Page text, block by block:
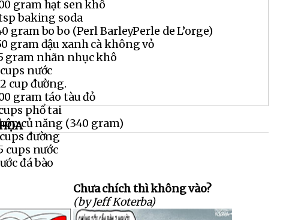
gram hạt sen khô
baking soda
gram bo bo (Perl BarleyPerle de L’orge)
gram đậu xanh cà không vỏ
gram nhãn nhục khô
nước
cup đường.
gram táo tàu đỏ
phổ tai
củ năng (340 gram)
đường
cups nước
đá bào
Chưa chích thì không vào?
(by Jeff Koterba)